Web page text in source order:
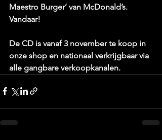
Maestro Burger’ van McDonald’s.
Vandaar!
De CD is vanaf 3 november te koop in
onze shop en nationaal verkrijgbaar via
alle gangbare verkoopkanalen.